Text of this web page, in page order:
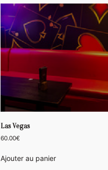
Las Vegas
60.00€
Ajouter au panier